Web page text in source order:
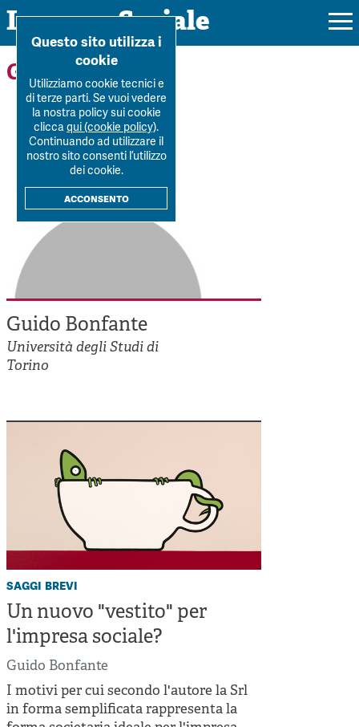
Impresa Sociale
Rivista
Ultimo numero
La Rivista
Submission
Colophon
Autori
Archivio
Argomenti
Forum
Tutti gli articoli
Autori
Argomenti
Dossier
Tutti i dossier
Workshop Impresa Sociale 2021
Impresa sociale, reciprocità e sostenibilità
Innovazione sociale
Cooperative di comunità
Acini di fuoco - Dossier Mezzogiorno
Valutazione e dintorni
Chi siamo
Contatti
Sostienici
Home Guido Bonfante
Gli autori
Guido Bonfante
Università degli Studi di
Torino
saggi brevi
Un nuovo "vestito" per
l'impresa sociale?
Guido Bonfante
I motivi per cui secondo l'autore la Srl
in forma semplificata rappresenta la
Questo sito utilizza i
cookie
Utilizziamo cookie tecnici e
di terze parti. Se vuoi vedere
la nostra policy sui cookie
cliccaqui (cookie policy).
Continuando ad utilizzare il
nostro sito consenti l’utilizzo
dei cookie.
acconsento